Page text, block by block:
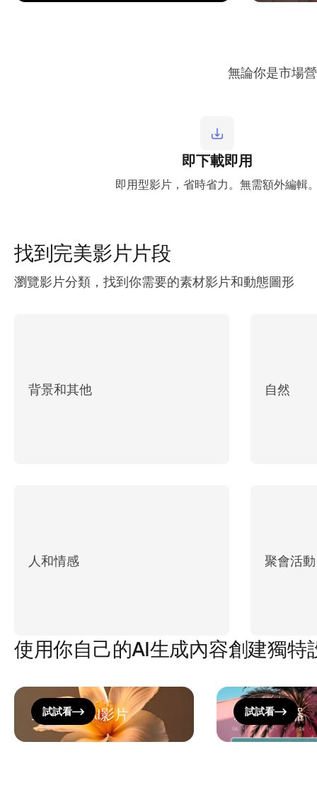
無論你是市場
即下載即用
即用型影片，省時省力。無需額外編輯
找到完美影片片段
瀏覽影片分類，找到你需要的素材影片和動態圖形
背景和其他 自然
人和情感 聚會活動
使用你自己的AI生成內容創建獨特
生成一個AI影片
試試看 影片編輯器
試試看